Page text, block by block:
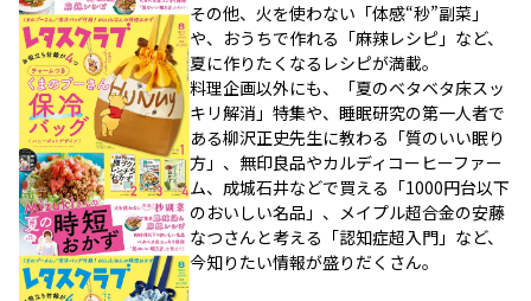
その他、火を使わない「体感“秒”副菜」
や、おうちで作れる「麻辣レシピ」など、
夏に作りたくなるレシピが満載。
料理企画以外にも、「夏のベタベタ床スッ
キリ解消」特集や、睡眠研究の第一人者で
ある柳沢正史先生に教わる「質のいい眠り
方」、無印良品やカルディコーヒーファー
ム、成城石井などで買える「1000円台以下
のおいしい名品」、メイプル超合金の安藤
なつさんと考える「認知症超入門」など、
今知りたい情報が盛りだくさん。